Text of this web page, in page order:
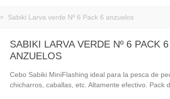
> Sabiki Larva verde Nº 6 Pack 6 anzuelos
SABIKI LARVA VERDE Nº 6 PACK 6
ANZUELOS
Cebo Sabiki MiniFlashing ideal para la pesca de
chicharros, caballas, etc. Altamente efectivo. Pack